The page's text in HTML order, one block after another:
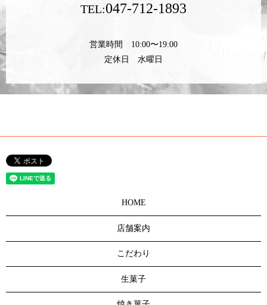
TEL:047-712-1893
営業時間 10:00〜19:00
定休日 水曜日
HOME
店舗案内
こだわり
生菓子